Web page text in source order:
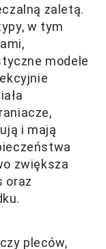
zaletą.
w tym
modele
i mają
zwiększa
oraz
pleców,